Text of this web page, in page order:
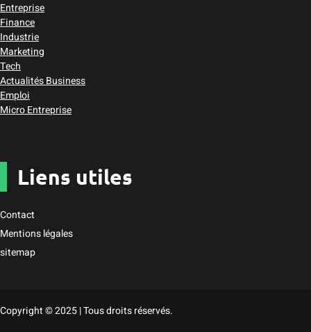
Entreprise
Finance
Industrie
Marketing
Tech
Actualités Business
Emploi
Micro Entreprise
Liens utiles
Contact
Mentions légales
sitemap
Copyright © 2025 | Tous droits réservés.